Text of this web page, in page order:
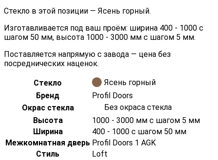
Стекло в этой позиции — Ясень горный.
Изготавливается под ваш проём: ширина 400 - 1000 с
шагом 50 мм, высота 1000 - 3000 мм с шагом 5 мм.
Поставляется напрямую с завода — цена без
посреднических наценок.
Стекло
Ясень горный
Бренд
Profil Doors
Окрас стекла
Без окраса стекла
Высота
1000 - 3000 мм с шагом 5 мм
Ширина
400 - 1000 с шагом 50 мм
Межкомнатная дверь Profil Doors 1 AGK
Стиль
Loft